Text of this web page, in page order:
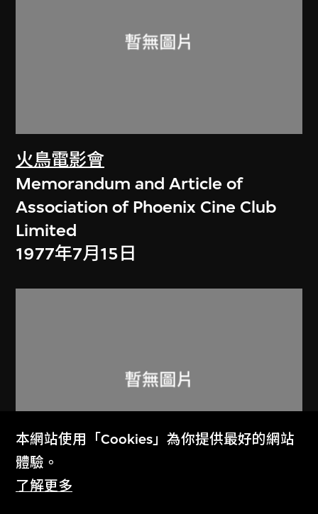
火鳥電影會
Memorandum and Article of
Association of Phoenix Cine Club
Limited
1977年7月15日
火鳥電影會
本網站使用「Cookies」為你提供最好的網站
體驗。
了解更多